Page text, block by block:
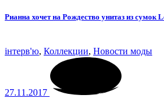
Рианна хочет на Рождество унитаз из сумок
інтерв'ю, Коллекции, Новости моды
27.11.2017